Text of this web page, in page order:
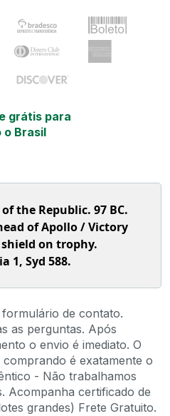
grátis para
o Brasil
the Republic. 97 BC.
of Apollo / Victory
on trophy.
1, Syd 588.
de contato.
as perguntas. Após
o envio é imediato. O
é exatamente o
- Não trabalhamos
Acompanha certificado de
grandes) Frete Gratuito.